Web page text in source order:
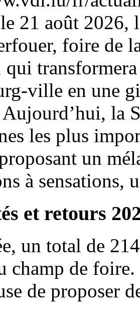
21 août 2026,
foire de
qui
ville en une
la
les plus
un
à sensations,
et retours
un total de
champ de
de proposer